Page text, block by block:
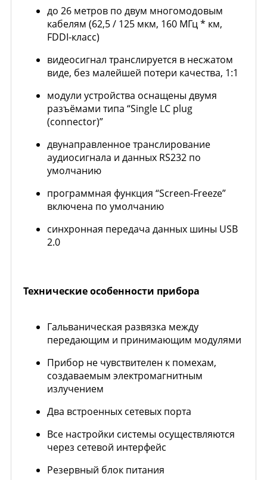
до 26 метров по двум многомодовым
кабелям (62,5 / 125 мкм, 160 МГц * км,
FDDI-класс)
видеосигнал транслируется в несжатом
виде, без малейшей потери качества, 1:1
модули устройства оснащены двумя
разъёмами типа “Single LC plug
(connector)”
двунаправленное транслирование
аудиосигнала и данных RS232 по
умолчанию
программная функция “Screen-Freeze”
включена по умолчанию
синхронная передача данных шины USB
2.0
Технические особенности прибора
Гальваническая развязка между
передающим и принимающим модулями
Прибор не чувствителен к помехам,
создаваемым электромагнитным
излучением
Два встроенных сетевых порта
Все настройки системы осуществляются
через сетевой интерфейс
Резервный блок питания